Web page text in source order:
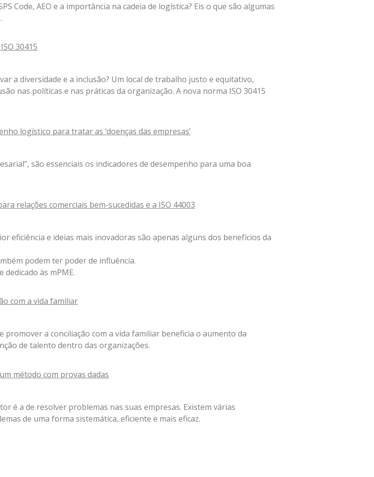
Code, AEO e a importância na cadeia de logística? Eis o que são algumas
30415
a diversidade e a inclusão? Um local de trabalho justo e equitativo,
nas políticas e nas práticas da organização. A nova norma ISO 30415
logístico para tratar as ‘doenças das empresas’
são essenciais os indicadores de desempenho para uma boa
relações comerciais bem-sucedidas e a ISO 44003
eficiência e ideias mais inovadoras são apenas alguns dos benefícios da
podem ter poder de influência.
às mPME.
com a vida familiar
a conciliação com a vida familiar beneficia o aumento da
de talento dentro das organizações.
método com provas dadas
é a de resolver problemas nas suas empresas. Existem várias
de uma forma sistemática, eficiente e mais eficaz.